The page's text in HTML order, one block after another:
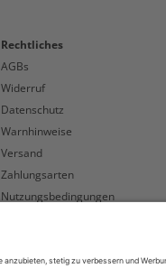
Rechtliches
AGBs
Widerruf
Datenschutz
Warnhinweise
Versand
Zahlungsarten
Nutzungsbedingungen